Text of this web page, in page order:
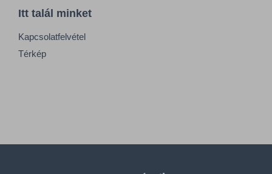
Itt talál minket
Kapcsolatfelvétel
Térkép